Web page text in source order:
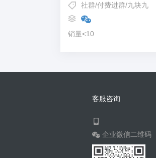
社群/付费进群/九块九
销量<10
客服咨询
企业微信二维码